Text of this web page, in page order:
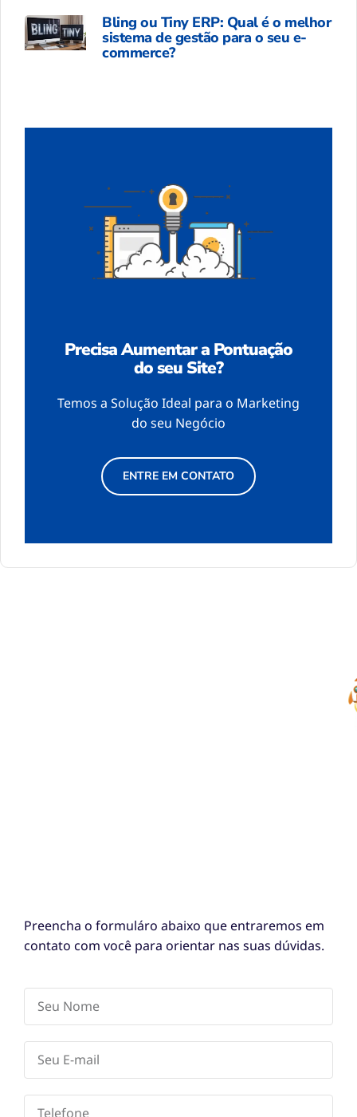
Bling ou Tiny ERP: Qual é o melhor
sistema de gestão para o seu e-
commerce?
Precisa Aumentar a Pontuação
do seu Site?
Temos a Solução Ideal para o Marketing
do seu Negócio
ENTRE EM CONTATO
Preencha o formuláro abaixo que entraremos em
contato com você para orientar nas suas dúvidas.